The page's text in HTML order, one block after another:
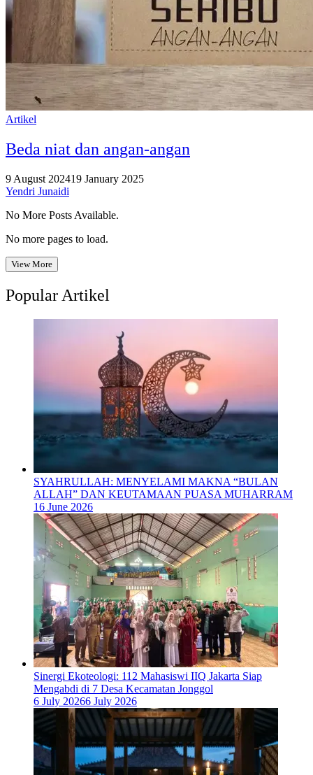
Artikel
Beda niat dan angan-angan
9 August 202419 January 2025
Yendri Junaidi
No More Posts Available.
No more pages to load.
View More
Popular Artikel
SYAHRULLAH: MENYELAMI MAKNA “BULAN
ALLAH” DAN KEUTAMAAN PUASA MUHARRAM
16 June 2026
‎Sinergi Ekoteologi: 112 Mahasiswi IIQ Jakarta Siap
Mengabdi di 7 Desa Kecamatan Jonggol
6 July 20266 July 2026